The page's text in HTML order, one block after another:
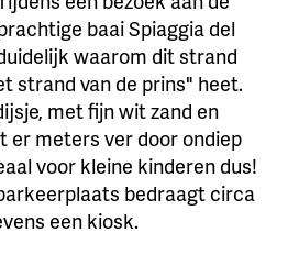
baai Spiaggia del
waarom dit strand
strand van de prins" heet.
met fijn wit zand en
er meters ver door ondiep
voor kleine kinderen dus!
bedraagt circa
een kiosk.